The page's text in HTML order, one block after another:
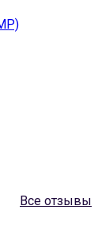
Все отзывы